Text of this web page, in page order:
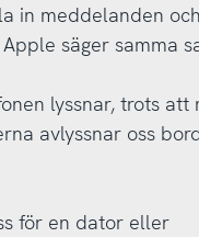
in meddelanden och
säger samma
lyssnar, trots att
avlyssnar oss
för en dator eller